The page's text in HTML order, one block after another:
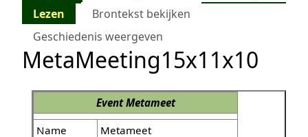
Lezen
Brontekst bekijken
Geschiedenis weergeven
MetaMeeting15x11x10
EventMetameet
Name
Metameet